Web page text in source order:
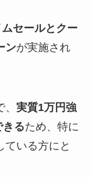
セールとクー
ンが実施され
実質1万円強
きるため、特に
ている方にと